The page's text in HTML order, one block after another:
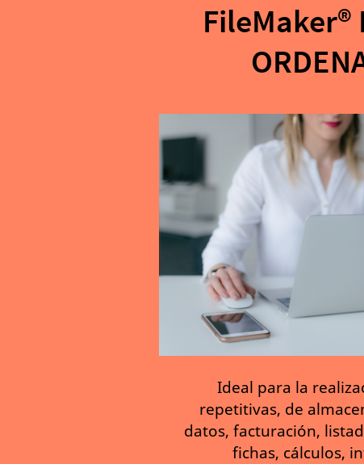
FileMaker®️
Ideal para la
repetitivas, de
datos, facturación,
fichas, cálculos,